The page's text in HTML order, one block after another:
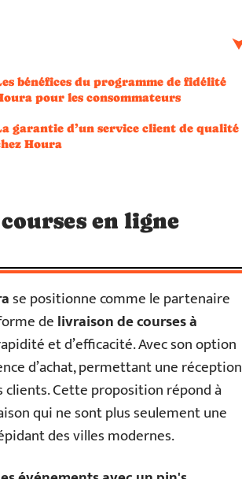
bénéfices du programme de fidélité
pour les consommateurs
garantie d’un service client de qualité
Houra
en ligne
se positionne comme le partenaire
delivraison de courses à
et d’efficacité. Avec son option
d’achat, permettant une réception
clients. Cette proposition répond à
qui ne sont plus seulement une
des villes modernes.